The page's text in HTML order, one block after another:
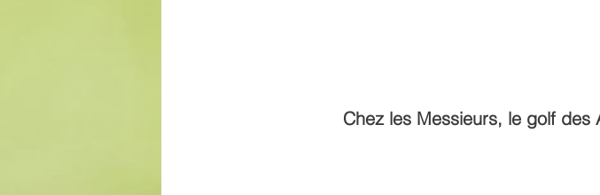
Chez les Messieurs, le golf